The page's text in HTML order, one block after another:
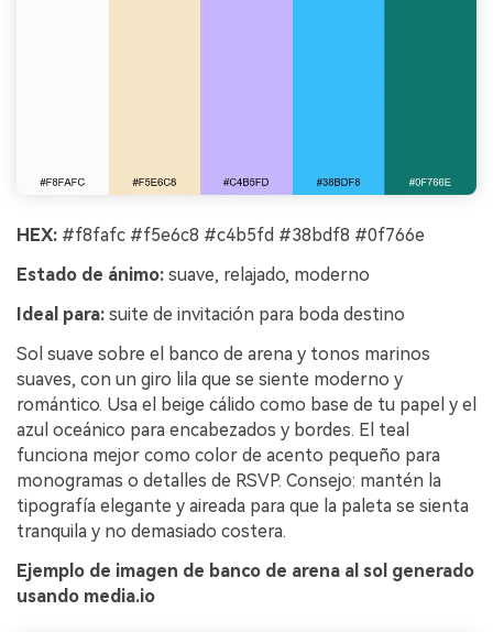
HEX: #f8fafc #f5e6c8 #c4b5fd #38bdf8 #0f766e
Estado de ánimo: suave, relajado, moderno
Ideal para: suite de invitación para boda destino
Sol suave sobre el banco de arena y tonos marinos
suaves, con un giro lila que se siente moderno y
romántico. Usa el beige cálido como base de tu papel y el
azul oceánico para encabezados y bordes. El teal
funciona mejor como color de acento pequeño para
monogramas o detalles de RSVP. Consejo: mantén la
tipografía elegante y aireada para que la paleta se sienta
tranquila y no demasiado costera.
Ejemplo de imagen de banco de arena al sol generado
usando media.io